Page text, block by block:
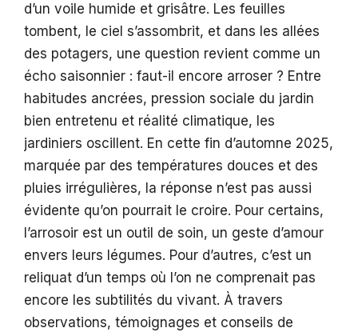
d’un voile humide et grisâtre. Les feuilles
tombent, le ciel s’assombrit, et dans les allées
des potagers, une question revient comme un
écho saisonnier : faut-il encore arroser ? Entre
habitudes ancrées, pression sociale du jardin
bien entretenu et réalité climatique, les
jardiniers oscillent. En cette fin d’automne 2025,
marquée par des températures douces et des
pluies irrégulières, la réponse n’est pas aussi
évidente qu’on pourrait le croire. Pour certains,
l’arrosoir est un outil de soin, un geste d’amour
envers leurs légumes. Pour d’autres, c’est un
reliquat d’un temps où l’on ne comprenait pas
encore les subtilités du vivant. À travers
observations, témoignages et conseils de